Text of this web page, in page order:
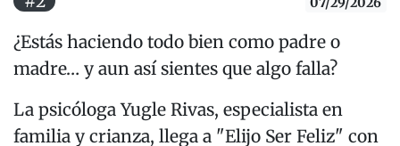
¿Estás haciendo todo bien como padre o
madre… y aun así sientes que algo falla?
La psicóloga Yugle Rivas, especialista en
familia y crianza, llega a "Elijo Ser Feliz" con